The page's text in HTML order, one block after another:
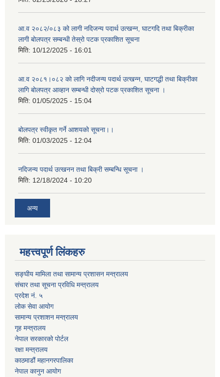
आ.व २०८२/०८३ को लागी नदिजन्य पदार्थ उत्खन्न, घाटगदि तथा बिक्रीका
लागी बोलपत्र सम्बन्धी तेस्रो पटक प्रकाशित सूचना
मिति: 10/12/2025 - 16:01
आ.व २०८१।०८२ को लागि नदीजन्य पदार्थ उत्खन्न, घाटगद्धी तथा बिक्रीका
लागि बोलपत्र आव्हान सम्बन्धी दोस्रो पटक प्रकाशित सूचना ।
मिति: 01/05/2025 - 15:04
बोलपत्र स्वीकृत गर्ने आशयको सूचना।।
मिति: 01/03/2025 - 12:04
नदिजन्य पदार्थ उत्खनन तथा बिक्री सम्बन्धि सूचना ।
मिति: 12/18/2024 - 10:20
अन्य
महत्त्वपूर्ण लिंकहरु
सङ्घीय मामिला तथा सामान्य प्रशासन मन्त्रालय
संचार तथा सूचना प्रविधि मन्त्रालय
प्रदेश नं. ५
लोक सेवा आयोग
सामान्य प्रशाशन मन्त्रालय
गृह मन्त्रालय
नेपाल सरकारको पोर्टल
रक्षा मन्त्रालय
काठमाडौं महानगरपालिका
नेपाल कानुन आयोग